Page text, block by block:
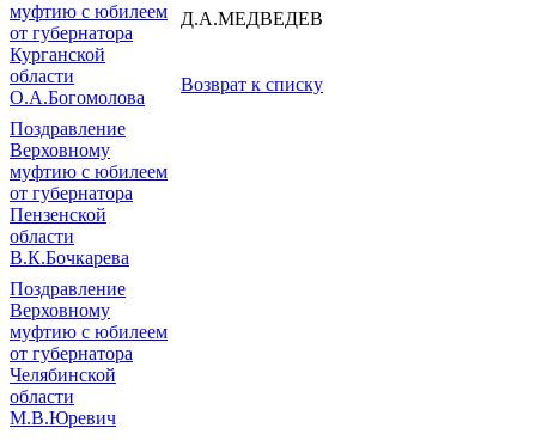
муфтию с юбилеем
от губернатора
Курганской
области
О.А.Богомолова
Поздравление
Верховному
муфтию с юбилеем
от губернатора
Пензенской
области
В.К.Бочкарева
Поздравление
Верховному
муфтию с юбилеем
от губернатора
Челябинской
области
М.В.Юревич
Д.А.МЕДВЕДЕВ
Возврат к списку